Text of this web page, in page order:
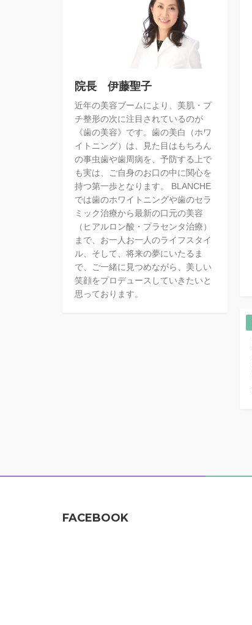
院長 伊藤聖子
近年の美容ブームにより、美肌・プ
チ整形の次に注目されているのが
《歯の美容》です。歯の美白（ホワ
イトニング）は、見た目はもちろん
の事虫歯や歯周病を、予防する上で
も実は、ご自身のお口の中に関心を
持つ第一歩となります。 BLANCHE
では歯のホワイトニングや歯のセラ
ミック治療から最新の口元の美容
（ヒアルロン酸・プラセンタ治療）
まで、お一人お一人のライフスタイ
ル、そして、将来の夢にいたるま
で、ご一緒に見つめながら、美しい
笑顔をプロデュースしていきたいと
思っております。
FACEBOOK